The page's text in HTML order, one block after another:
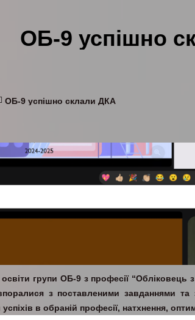
ОБ-9 успішно
ОБ-9 успішно склали ДКА
групи ОБ-9 з професії “Обліковець
з поставленими завданнями
в обраній професії, натхнення,